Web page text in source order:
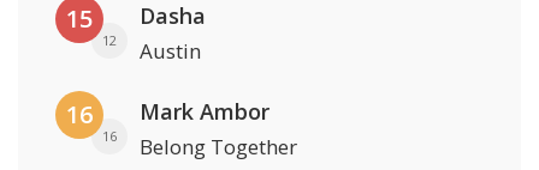
15
12
Dasha
Austin
16
16
Mark Ambor
Belong Together